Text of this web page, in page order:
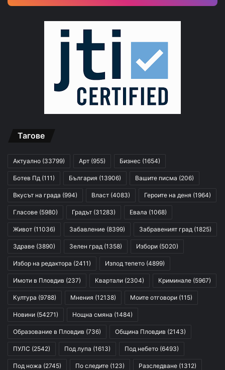
Тагове
Актуално (33799) Арт (955) Бизнес (1654)
Ботев Пд (111) България (13906) Вашите писма (206)
Вкусът на града (994) Власт (4083) Героите на деня (1964)
Гласове (5980) Градът (31283) Евала (1068)
Живот (11036) Забавление (8399) Забравеният град (1825)
Здраве (3890) Зелен град (1358) Избори (5020)
Избор на редактора (2411) Изпод тепето (4899)
Имоти в Пловдив (237) Квартали (2304) Криминале (5967)
Култура (9788) Мнения (12138) Моите отговори (115)
Новини (54271) Нощна смяна (1484)
Образование в Пловдив (736) Община Пловдив (2143)
ПУЛС (2542) Под лупа (1613) Под небето (6493)
Под ножа (2745) По следите (123) Разследване (1312)